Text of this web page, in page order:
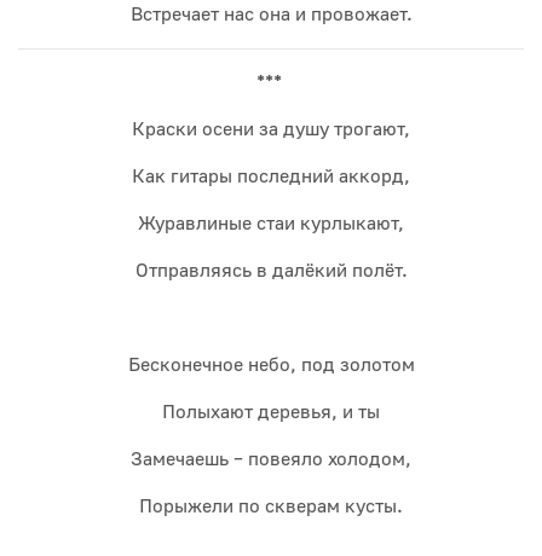
Встречает нас она и провожает.
***
Краски осени за душу трогают,
Как гитары последний аккорд,
Журавлиные стаи курлыкают,
Отправляясь в далёкий полёт.
Бесконечное небо, под золотом
Полыхают деревья, и ты
Замечаешь – повеяло холодом,
Порыжели по скверам кусты.